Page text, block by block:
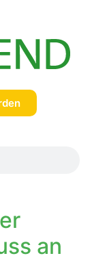
an